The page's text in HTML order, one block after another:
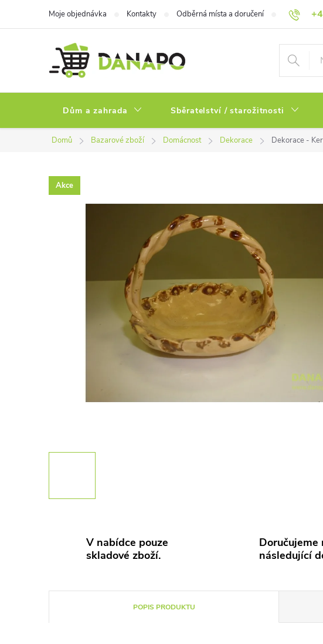
Moje objednávka Kontakty Odběrná místa a doručení
Dům a zahrada Sběratelství / starožitnosti
Domů Bazarové zboží Domácnost Dekorace Dekorace -
Akce
V nabídce pouze
skladové zboží.
Doručujeme
následující
POPIS PRODUKTU